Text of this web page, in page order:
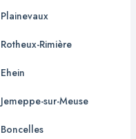
Plainevaux
Rotheux-Rimière
Ehein
Jemeppe-sur-Meuse
Boncelles